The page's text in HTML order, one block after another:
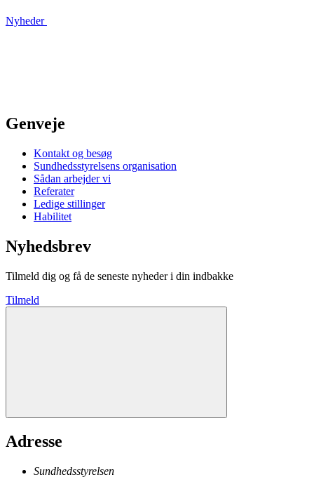
Nyheder
Genveje
Kontakt og besøg
Sundhedsstyrelsens organisation
Sådan arbejder vi
Referater
Ledige stillinger
Habilitet
Nyhedsbrev
Tilmeld dig og få de seneste nyheder i din indbakke
Tilmeld
Adresse
Sundhedsstyrelsen